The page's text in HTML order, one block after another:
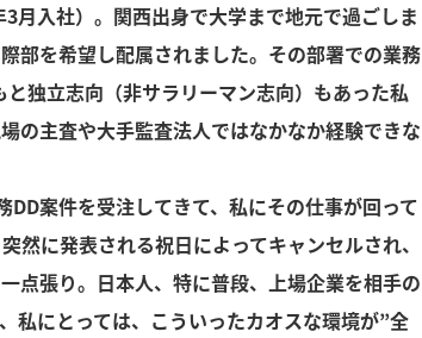
月入社）。関西出身で大学まで地元で過ごしま
部を希望し配属されました。その部署での業務
独立志向（非サラリーマン志向）もあった私
の主査や大手監査法人ではなかなか経験できな
案件を受注してきて、私にその仕事が回って
に発表される祝日によってキャンセルされ、
点張り。日本人、特に普段、上場企業を相手の
私にとっては、こういったカオスな環境が”全